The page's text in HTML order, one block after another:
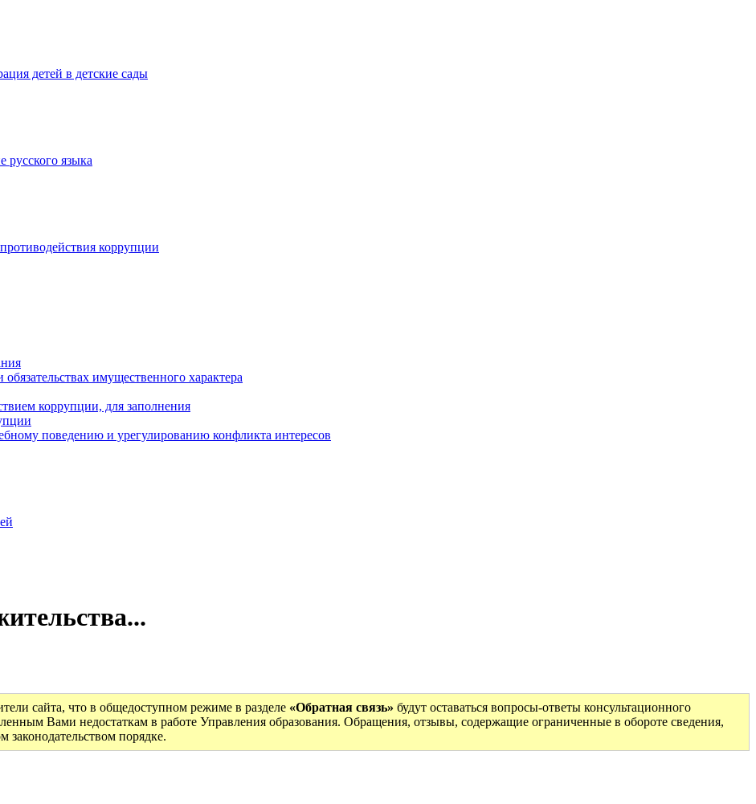
детей в детские сады
русского языка
коррупции
имущественного характера
коррупции, для заполнения
поведению и урегулированию конфликта интересов
сайта, что в общедоступном режиме в разделе «Обратная связь» будут оставаться вопросы-ответы консультационного
Вами недостаткам в работе Управления образования. Обращения, отзывы, содержащие ограниченные в обороте сведения,
законодательством порядке.